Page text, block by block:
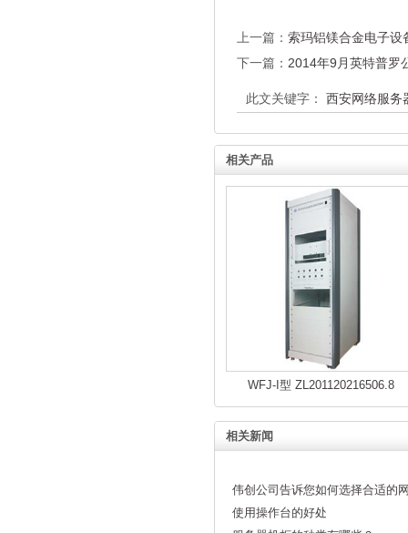
上一篇： 索玛铝镁合金电子设
下一篇： 2014年9月英特普罗
此文关键字： 西安网络服务
相关产品
WFJ-I型 ZL201120216506.8
相关新闻
伟创公司告诉您如何选择合适的
使用操作台的好处